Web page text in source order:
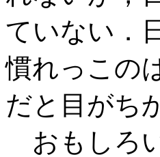
ていない．
慣れっこの
だと目がち
おもしろ